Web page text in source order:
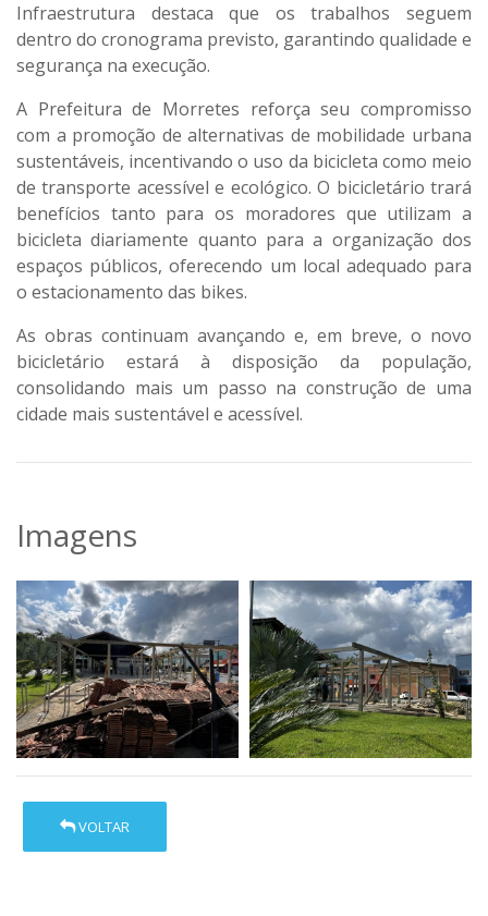
Infraestrutura destaca que os trabalhos seguem
dentro do cronograma previsto, garantindo qualidade e
segurança na execução.
A Prefeitura de Morretes reforça seu compromisso
com a promoção de alternativas de mobilidade urbana
sustentáveis, incentivando o uso da bicicleta como meio
de transporte acessível e ecológico. O bicicletário trará
benefícios tanto para os moradores que utilizam a
bicicleta diariamente quanto para a organização dos
espaços públicos, oferecendo um local adequado para
o estacionamento das bikes.
As obras continuam avançando e, em breve, o novo
bicicletário estará à disposição da população,
consolidando mais um passo na construção de uma
cidade mais sustentável e acessível.
Imagens
VOLTAR